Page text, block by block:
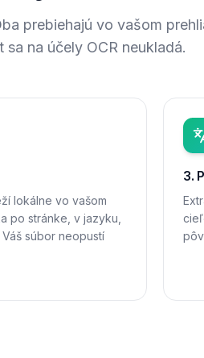
prebiehajú vo vašom
na účely OCR neukladá.
lokálne vo vašom
po stránke, v jazyku,
súbor neopustí
3.